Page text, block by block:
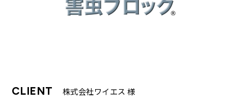
CLIENT 株式会社ワイエス 様